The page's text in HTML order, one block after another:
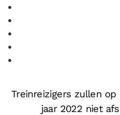
Treinreizigers zullen
jaar 2022 niet